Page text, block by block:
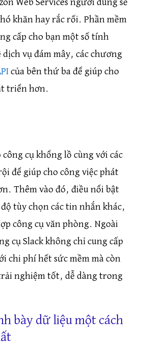
Web Services người dùng sẽ
khăn hay rắc rối. Phần mềm
cấp cho bạn một số tính
vụ đám mây, các chương
của bên thứ ba để giúp cho
triển hơn.
công cụ khổng lồ cùng với các
để giúp cho công việc phát
Thêm vào đó, điều nổi bật
tùy chọn các tin nhắn khác,
công cụ văn phòng. Ngoài
cụ Slack không chỉ cung cấp
chi phí hết sức mềm mà còn
nghiệm tốt, dễ dàng trong
bày dữ liệu một cách